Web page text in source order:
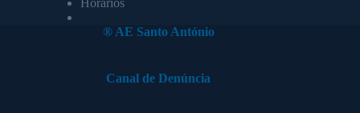
Horários
® AE Santo António
Canal de Denúncia